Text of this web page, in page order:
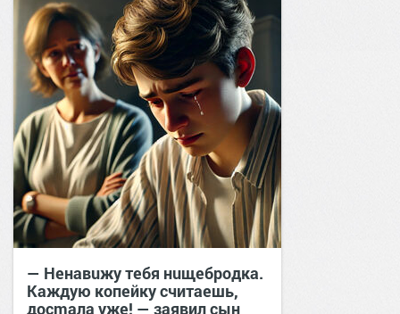
— Ненавuжу тебя нuщебродка.
Каждую копейку считаешь,
досmала уже! — заявил сын